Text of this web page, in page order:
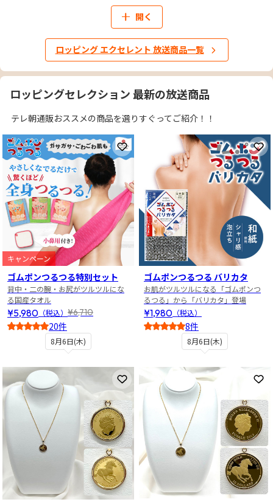
開く
ロッピング エクセレント 放送商品一覧
ロッピングセレクション 最新の放送商品
テレ朝通販おススメの商品を選りすぐってご紹介！！
8月6日(木)
お気に入りに登録
キャンペーン
ゴムポンつるつる特別セット
背中・二の腕・お尻がツルツルにな
る国産タオル
¥5,980 （税込） ¥6,710
20件
8月6日(木)
お
ゴムポンつるつる バリカタ
お肌がツルツルになる「ゴムポンつ
るつる」から「バリカタ」登場
¥1,980 （税込）
8件
お気に入りに登録 お